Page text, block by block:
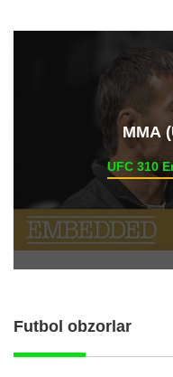
ММА
UFC 310
Futbol obzorlar